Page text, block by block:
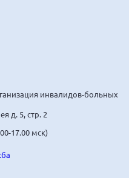
инвалидов-больных
д. 5, стр. 2
17.00 мск)